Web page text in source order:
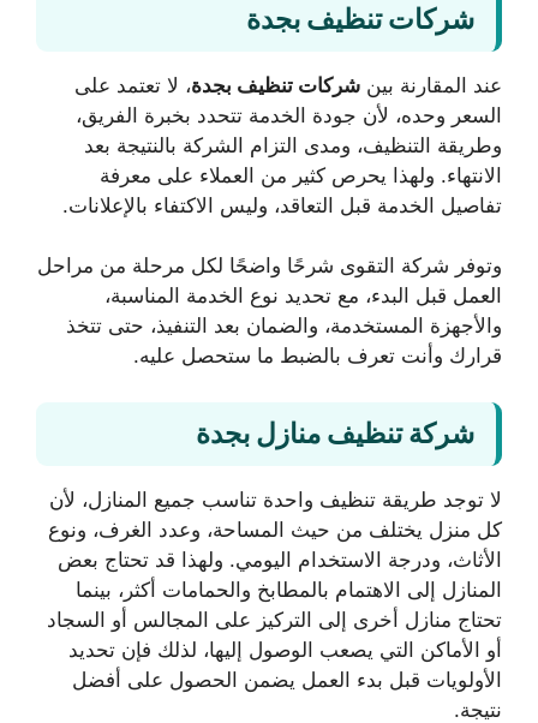
شركات تنظيف بجدة
عند المقارنة بين شركات تنظيف بجدة، لا تعتمد على
السعر وحده، لأن جودة الخدمة تتحدد بخبرة الفريق،
وطريقة التنظيف، ومدى التزام الشركة بالنتيجة بعد
الانتهاء. ولهذا يحرص كثير من العملاء على معرفة
تفاصيل الخدمة قبل التعاقد، وليس الاكتفاء بالإعلانات.
وتوفر شركة التقوى شرحًا واضحًا لكل مرحلة من مراحل
العمل قبل البدء، مع تحديد نوع الخدمة المناسبة،
والأجهزة المستخدمة، والضمان بعد التنفيذ، حتى تتخذ
قرارك وأنت تعرف بالضبط ما ستحصل عليه.
شركة تنظيف منازل بجدة
لا توجد طريقة تنظيف واحدة تناسب جميع المنازل، لأن
كل منزل يختلف من حيث المساحة، وعدد الغرف، ونوع
الأثاث، ودرجة الاستخدام اليومي. ولهذا قد تحتاج بعض
المنازل إلى الاهتمام بالمطابخ والحمامات أكثر، بينما
تحتاج منازل أخرى إلى التركيز على المجالس أو السجاد
أو الأماكن التي يصعب الوصول إليها، لذلك فإن تحديد
الأولويات قبل بدء العمل يضمن الحصول على أفضل
نتيجة.